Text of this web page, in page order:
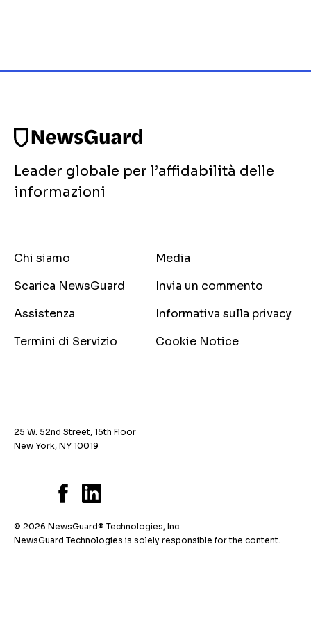
Leader globale per l’affidabilità delle
informazioni
Chi siamo
Media
Scarica NewsGuard
Invia un commento
Assistenza
Informativa sulla privacy
Termini di Servizio
Cookie Notice
25 W. 52nd Street, 15th Floor
New York, NY 10019
© 2026 NewsGuard® Technologies, Inc.
NewsGuard Technologies is solely responsible for the content.